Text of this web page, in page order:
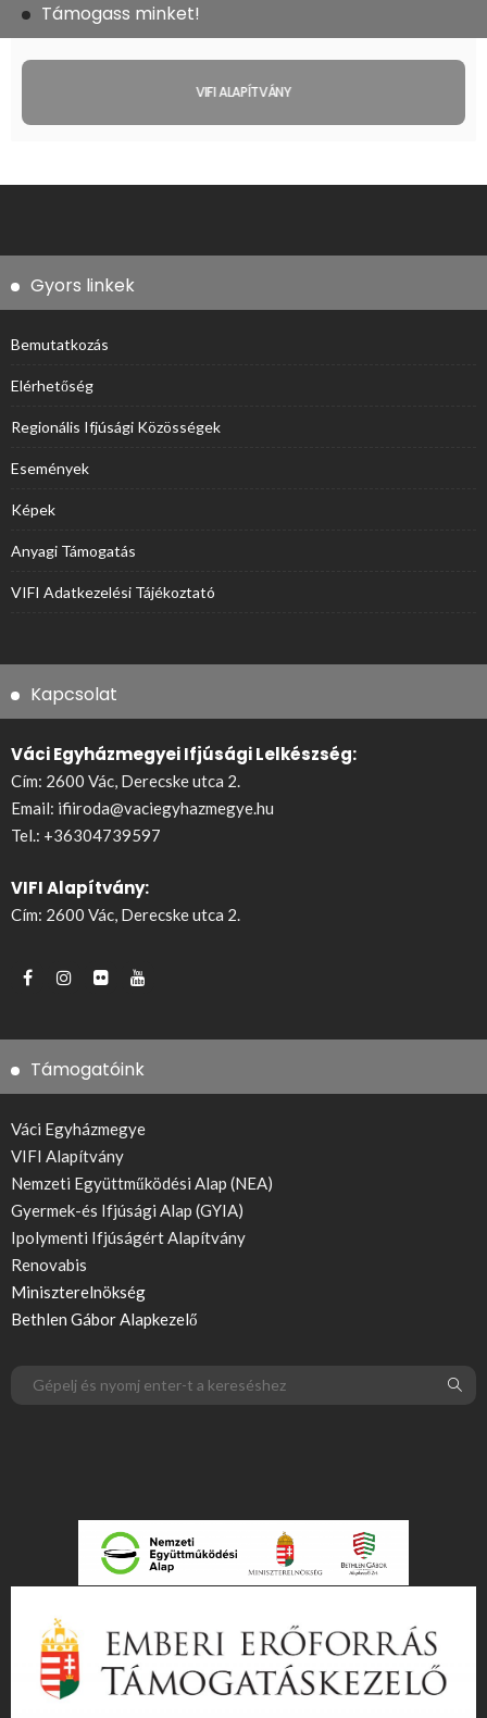
Támogass minket!
VIFI ALAPÍTVÁNY
Gyors linkek
Bemutatkozás
Elérhetőség
Regionális Ifjúsági Közösségek
Események
Képek
Anyagi Támogatás
VIFI Adatkezelési Tájékoztató
Kapcsolat
Váci Egyházmegyei Ifjúsági Lelkészség:
Cím: 2600 Vác, Derecske utca 2.
Email: ifiiroda@vaciegyhazmegye.hu
Tel.: +36304739597
VIFI Alapítvány:
Cím: 2600 Vác, Derecske utca 2.
Támogatóink
Váci Egyházmegye
VIFI Alapítvány
Nemzeti Együttműködési Alap (NEA)
Gyermek-és Ifjúsági Alap (GYIA)
Ipolymenti Ifjúságért Alapítvány
Renovabis
Miniszterelnökség
Bethlen Gábor Alapkezelő